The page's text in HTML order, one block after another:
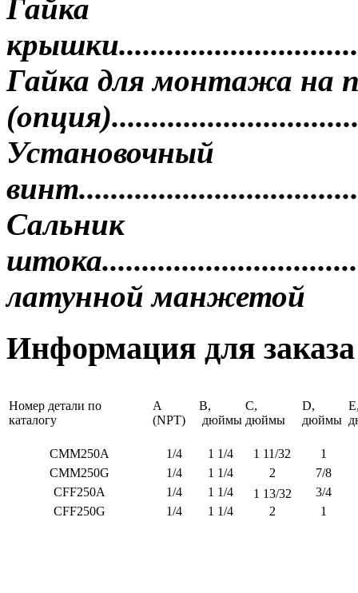
Гайка
Гайка для монтажа на
Установочный
Сальник
латунной манжетой
Информация для заказа
Номер детали по
каталогу
A
(NPT)
B,
дюймы
C,
дюймы
D,
дюймы
СММ250А 1/4 1 1/4 1 11/32
1
СММ250G
1/4 1 1/4 2
7/8
СFF250A
1/4 1 1/4 1 13/32
3/4
СFF250G
1/4 1 1/4 2 1